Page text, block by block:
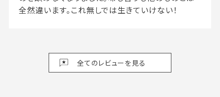
全然違います。これ無しでは生きていけない！